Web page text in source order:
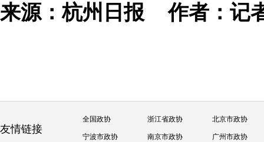
来源：杭州日报作者：
友情链接
全国政协 浙江省政协 北京市政协
宁波市政协 南京市政协 广州市政协